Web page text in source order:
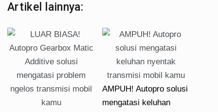
Artikel lainnya:
AMPUH! Autopro solusi
mengatasi keluhan